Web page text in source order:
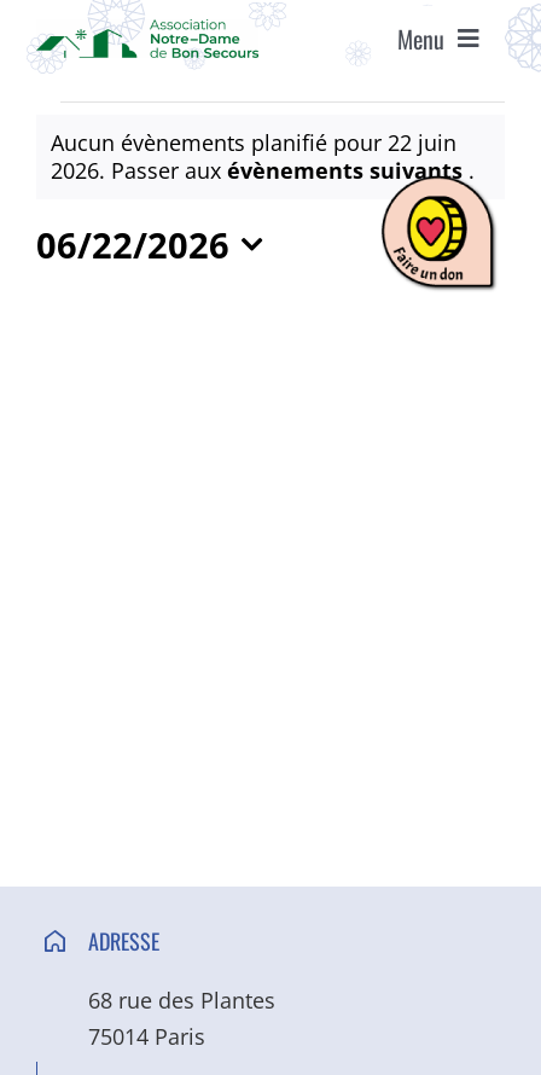
contenu
Menu
ACCUEIL
ASSOCIATION
ÉTABLISSEMENTS
Évènements
for
juin
Notice
Aucun évènements planifié pour 22 juin
2026. Passer aux évènements suivants .
06/22/2026
ADRESSE
68 rue des Plantes
75014 Paris